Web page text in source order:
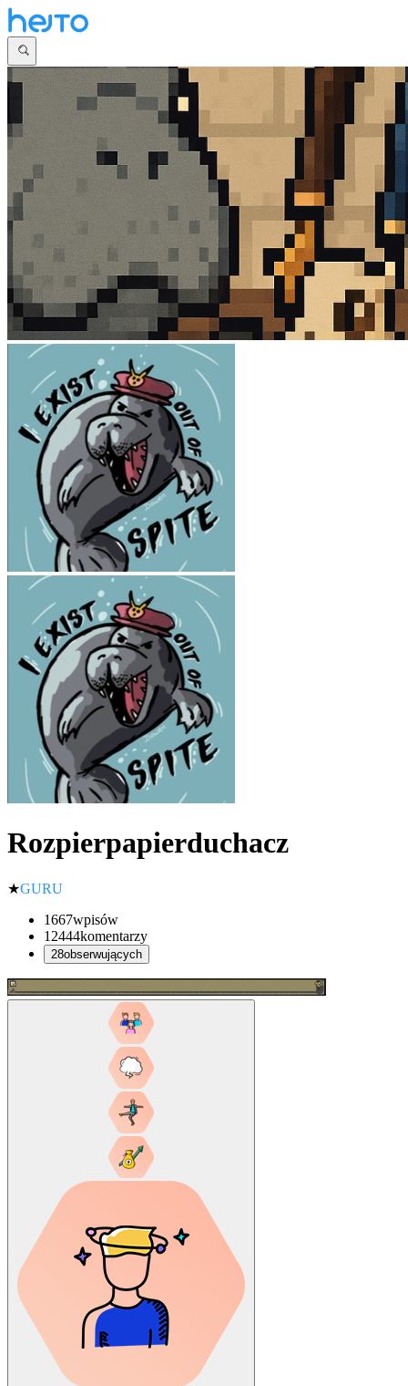
GłównaDyskusje NajnowszeSpołeczności
Zaloguj się
Rozpierpapierduchacz
★GURU
1667wpisów
12444komentarzy
28obserwujących